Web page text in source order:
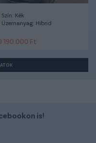
Szín: Kék
Üzemanyag: Hibrid
190 000 Ft
is!